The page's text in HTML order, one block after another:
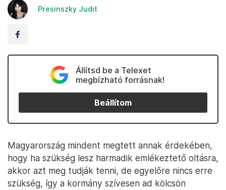
Presinszky Judit
Állítsd be a Telexet
megbízható forrásnak!
Beállítom
Magyarország mindent megtett annak érdekében,
hogy ha szükség lesz harmadik emlékeztető oltásra,
akkor azt meg tudják tenni, de egyelőre nincs erre
szükség, így a kormány szívesen ad kölcsön